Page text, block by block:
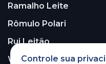
Ramalho Leite
Rômulo Polari
Rui Leitão
Walter Santos
Controle sua